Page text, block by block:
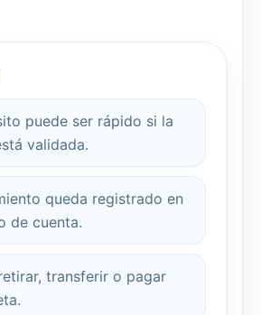
puede ser rápido si la
validada.
queda registrado en
de cuenta.
transferir o pagar